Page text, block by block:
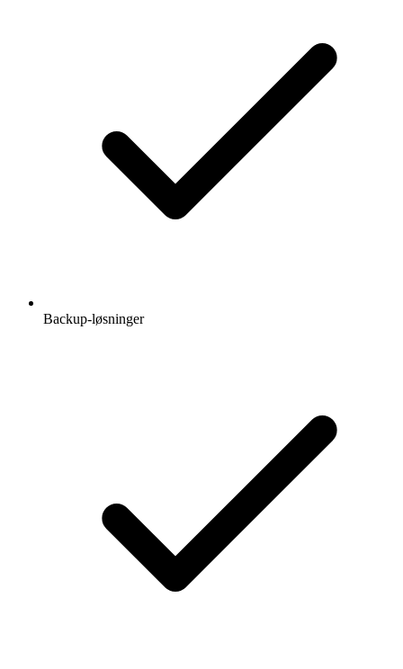
Backup-løsninger